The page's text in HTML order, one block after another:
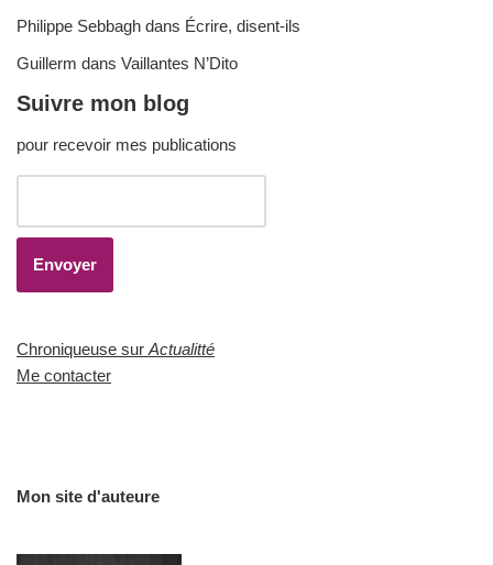
Philippe Sebbagh dans Écrire, disent-ils
Guillerm dans Vaillantes N’Dito
Suivre mon blog
pour recevoir mes publications
Chroniqueuse sur Actualitté
Me contacter
Mon site d'auteure